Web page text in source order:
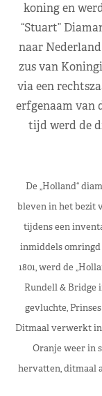
koningen
“Stuart”
naar
zus van
via een
erfgenaam van
tijd werd de
De „Holland“
bleven in het bezit
tijdens een
inmiddels
1801, werd de
Rundell & Bridge
gevluchte,
Ditmaal verwerkt in
Oranje weerin
hervatten,ditmaal